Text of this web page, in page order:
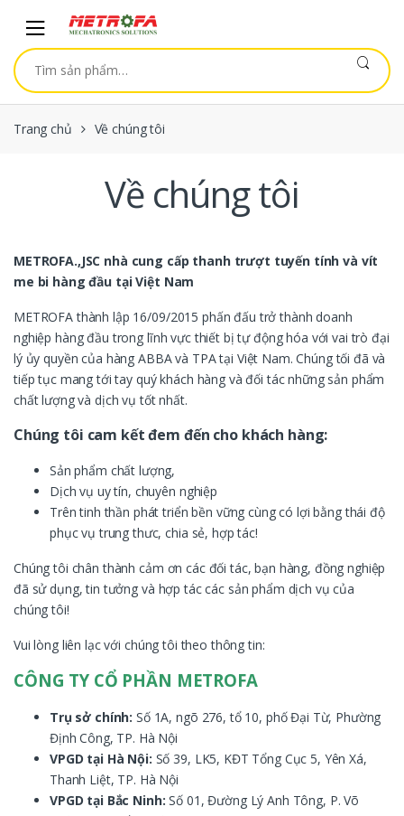
Tìm kiếm:
Trang chủ Về chúng tôi
Về chúng tôi
METROFA.,JSC nhà cung cấp thanh trượt tuyến tính và vít
me bi hàng đầu tại Việt Nam
METROFA thành lập 16/09/2015 phấn đấu trở thành doanh
nghiệp hàng đầu trong lĩnh vực thiết bị tự động hóa với vai trò đại
lý ủy quyền của hàng ABBA và TPA tại Việt Nam. Chúng tối đã và
tiếp tục mang tới tay quý khách hàng và đối tác những sản phẩm
chất lượng và dịch vụ tốt nhất.
Chúng tôi cam kết đem đến cho khách hàng:
Sản phẩm chất lượng,
Dịch vụ uy tín, chuyên nghiệp
Trên tinh thần phát triển bền vững cùng có lợi bằng thái độ
phục vụ trung thưc, chia sẻ, hợp tác!
Chúng tôi chân thành cảm ơn các đối tác, bạn hàng, đồng nghiệp
đã sử dụng, tin tưởng và hợp tác các sản phẩm dịch vụ của
chúng tôi!
Vui lòng liên lạc với chúng tôi theo thông tin:
CÔNG TY CỔ PHẦN METROFA
Trụ sở chính: Số 1A, ngõ 276, tổ 10, phố Đại Từ, Phường
Định Công, TP. Hà Nội
VPGD tại Hà Nội: Số 39, LK5, KĐT Tổng Cục 5, Yên Xá,
Thanh Liệt, TP. Hà Nội
VPGD tại Bắc Ninh: Số 01, Đường Lý Anh Tông, P. Võ